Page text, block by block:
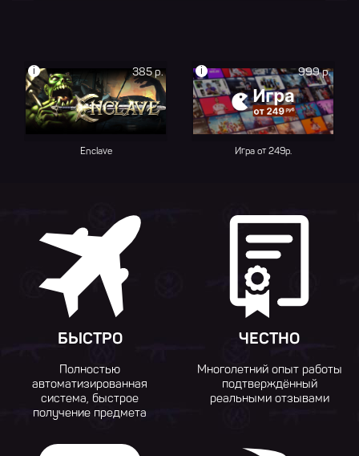
385 р.
i
Enclave
999 р.
i
Игра от 249р.
БЫСТРО
Полностью
автоматизированная
система, быстрое
получение предмета
ЧЕСТНО
Многолетний опыт работы
подтверждённый
реальными отзывами